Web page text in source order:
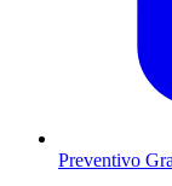
Preventivo